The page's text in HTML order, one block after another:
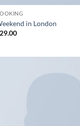
in London
29.00